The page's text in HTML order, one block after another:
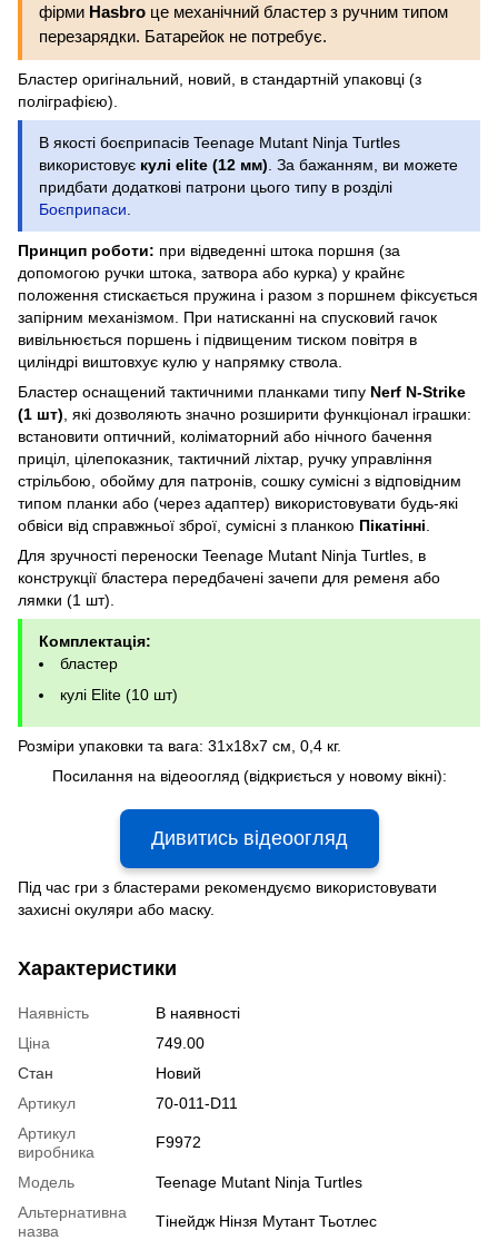
фірми Hasbro це механічний бластер з ручним типом
перезарядки. Батарейок не потребує.
Бластер оригінальний, новий, в стандартній упаковці (з
поліграфією).
В якості боєприпасів Teenage Mutant Ninja Turtles
використовує кулі elite (12 мм) . За бажанням, ви можете
придбати додаткові патрони цього типу в розділі
Боєприпаси
Принцип роботи: при відведенні штока поршня (за
допомогою ручки штока, затвора або курка) у крайнє
положення стискається пружина і разом з поршнем фіксується
запірним механізмом. При натисканні на спусковий гачок
вивільнюється поршень і підвищеним тиском повітря в
циліндрі виштовхує кулю у напрямку ствола.
Бластер оснащений тактичними планками типу Nerf N-Strike
(1 шт) , які дозволяють значно розширити функціонал іграшки:
встановити оптичний, коліматорний або нічного бачення
приціл, цілепоказник, тактичний ліхтар, ручку управління
стрільбою, обойму для патронів, сошку сумісні з відповідним
типом планки або (через адаптер) використовувати будь-які
обвіси від справжньої зброї, сумісні з планкою Пікатінні
Для зручності переноски Teenage Mutant Ninja Turtles, в
конструкції бластера передбачені зачепи для ременя або
лямки (1 шт).
Комплектація:
бластер
кулі Elite (10 шт)
Розміри упаковки та вага: 31x18x7 см, 0,4 кг.
Посилання на відеоогляд (відкриється у новому вікні):
Дивитись відеоогляд
Під час гри з бластерами рекомендуємо використовувати
захисні окуляри або маску.
Характеристики
Наявність
В наявності
Ціна
749.00
Стан
Новий
Артикул
70-011-D11
Артикул
виробника
F9972
Модель
Teenage Mutant Ninja Turtles
Альтернативна
назва
Тінейдж Нінзя Мутант Тьотлес